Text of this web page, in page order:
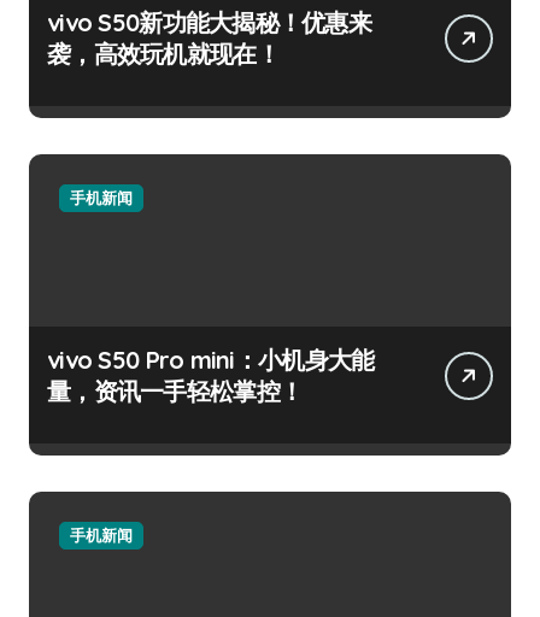
vivo S50新功能大揭秘！优惠来
袭，高效玩机就现在！
手机新闻
vivo S50 Pro mini：小机身大能
量，资讯一手轻松掌控！
手机新闻